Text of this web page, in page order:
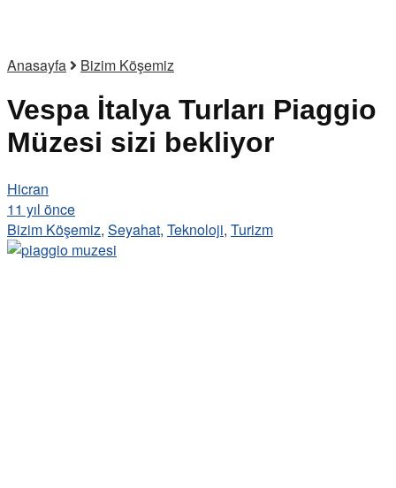
Anasayfa Bizim Köşemiz
Vespa İtalya Turları Piaggio
Müzesi sizi bekliyor
Hicran
11 yıl önce
Bizim Köşemiz, Seyahat, Teknoloji, Turizm